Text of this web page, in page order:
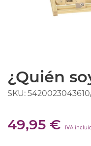
¿Quién
SKU: 5420023043610
49,95 € IVA